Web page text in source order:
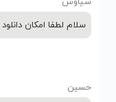
سلام لطفا امکان
حسین